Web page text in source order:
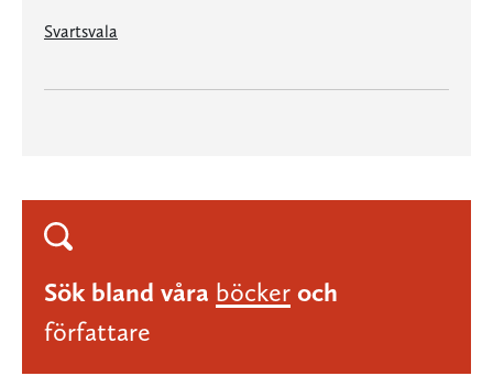
Svartsvala
Sök bland våra böcker och
författare